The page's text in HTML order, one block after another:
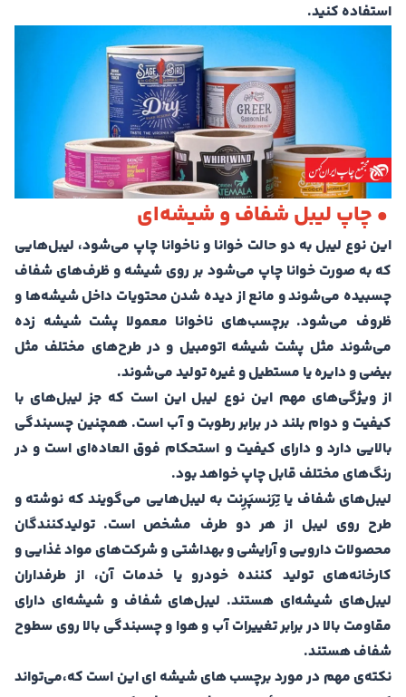
استفاده کنید.
• چاپ لیبل شفاف و شیشه‌ای
این نوع لیبل به دو حالت خوانا و ناخوانا چاپ می‌شود، لیبل‌هایی
که به صورت خوانا چاپ می‌شود بر روی شیشه و ظرف‌های شفاف
چسبیده می‌شوند و مانع از دیده شدن محتویات داخل شیشه‌ها و
ظروف می‌شود. برچسب‌های ناخوانا معمولا پشت شیشه زده
می‌شوند مثل پشت شیشه اتومبیل و در طرح‌های مختلف مثل
بیضی و دایره یا مستطیل و غیره تولید می‌شوند.
از ویژگی‌های مهم این نوع لیبل این است که جز لیبل‌های با
کیفیت و دوام بلند در برابر رطوبت و آب است. همچنین چسبندگی
بالایی دارد و دارای کیفیت و استحکام فوق العاده‌ای است و در
رنگ‌های مختلف قابل چاپ خواهد بود.
لیبل‌های شفاف یا تِرَنسپَرِنت به لیبل‌هایی می‌گویند که نوشته و
طرح روی لیبل از هر دو طرف مشخص است. تولیدکنندگان
محصولات دارویی و آرایشی و بهداشتی و شرکت‌های مواد غذایی و
کارخانه‌های تولید کننده خودرو یا خدمات آن، از طرفداران
لیبل‌های شیشه‌ای هستند. لیبل‌های شفاف و شیشه‌ای دارای
مقاومت بالا در برابر تغییرات آب و هوا و چسبندگی بالا روی سطوح
شفاف هستند.
نکته‌ی مهم در مورد برچسب های شیشه ای این است که،می‌تواند